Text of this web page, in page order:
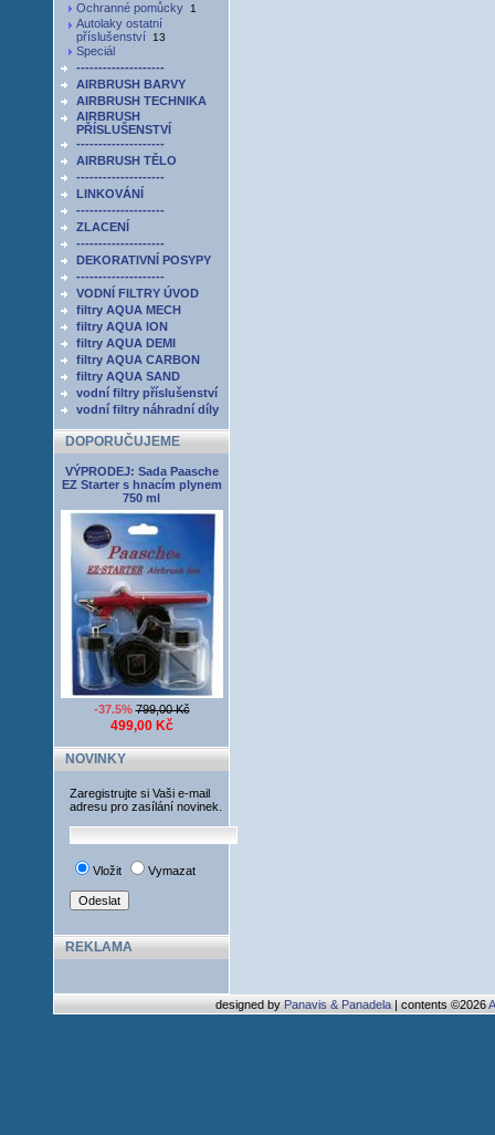
Ochranné pomůcky 1
Autolaky ostatní
příslušenství 13
Speciál
--------------------
AIRBRUSH BARVY
AIRBRUSH TECHNIKA
AIRBRUSH
PŘÍSLUŠENSTVÍ
--------------------
AIRBRUSH TĚLO
--------------------
LINKOVÁNÍ
--------------------
ZLACENÍ
--------------------
DEKORATIVNÍ POSYPY
--------------------
VODNÍ FILTRY ÚVOD
filtry AQUA MECH
filtry AQUA ION
filtry AQUA DEMI
filtry AQUA CARBON
filtry AQUA SAND
vodní filtry příslušenství
vodní filtry náhradní díly
DOPORUČUJEME
VÝPRODEJ: Sada Paasche
EZ Starter s hnacím plynem
750 ml
-37.5%799,00 Kč
499,00 Kč
NOVINKY
Zaregistrujte si Vaši e-mail
adresu pro zasílání novinek.
Vložit Vymazat
REKLAMA
designed byPanavis & Panadela| contents ©2026